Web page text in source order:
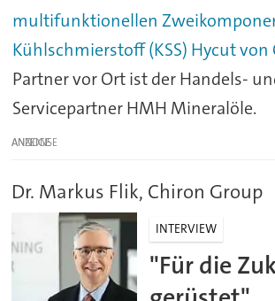
multifunktionellen
Kühlschmierstoff (KSS) Hycut von
Partner vor Ort ist der Handels-
Servicepartner HMH Mineralöle.
ANZEIGE
Dr. Markus Flik, Chiron Group
INTERVIEW
"Für die